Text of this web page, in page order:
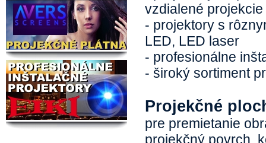
vzdialené projekcie
- projektory s
LED, LED laser
- profesionálne
- široký sortiment
Projekčné
pre premietanie
projekčný povrch,